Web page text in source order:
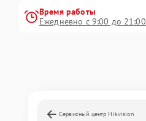
Время работы
Ежедневно с 9:00 до 21:00
Сервисный центр Hikvision